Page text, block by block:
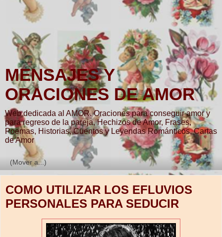
MENSAJES Y
ORACIONES DE AMOR
Web dedicada al AMOR. Oraciones para conseguir amor y
para regreso de la pareja, Hechizos de Amor, Frases,
Poemas, Historias, Cuentos y Leyendas Románticos, Cartas
de Amor
▼
COMO UTILIZAR LOS EFLUVIOS
PERSONALES PARA SEDUCIR